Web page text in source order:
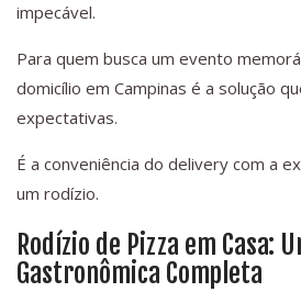
impecável.
Para quem busca um evento
domicílio em Campinas é a solução
expectativas.
É a conveniência do delivery com a
um rodízio.
Rodízio de Pizza em Casa:
Gastronômica Completa